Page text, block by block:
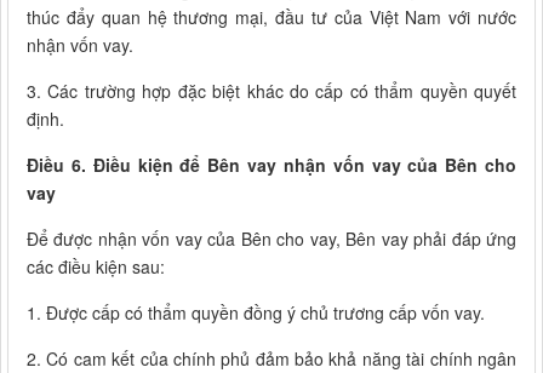
thúc đẩy quan hệ thương mại, đầu tư của Việt Nam với nước
nhận vốn vay.
3. Các trường hợp đặc biệt khác do cấp có thẩm quyền quyết
định.
Điều 6. Điều kiện để Bên vay nhận vốn vay của Bên cho
vay
Để được nhận vốn vay của Bên cho vay, Bên vay phải đáp ứng
các điều kiện sau:
1. Được cấp có thẩm quyền đồng ý chủ trương cấp vốn vay.
2. Có cam kết của chính phủ đảm bảo khả năng tài chính ngân